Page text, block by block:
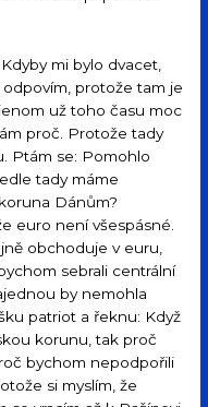
mi bylo dvacet,
protože tam je
už toho času moc
proč. Protože tady
Ptám se: Pomohlo
tady máme
Dánům?
euro není všespásné.
obchoduje v euru,
sebrali centrální
by nemohla
patriot a řeknu: Když
korunu, tak proč
bychom nepodpořili
si myslím, že